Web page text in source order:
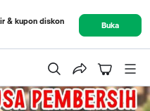
& kupon diskon
Buka